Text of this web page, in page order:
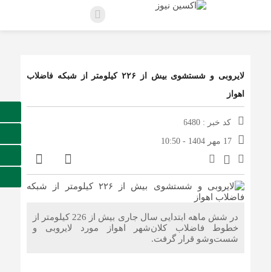
لایروبی و شستشوی بیش از ۲۲۶ کیلومتر از شبکه فاضلاب
اهواز
کد خبر : 6480
17 مهر 1404 - 10:50
در شش ماهه ابتدایی سال جاری بیش از 226 کیلومتر از
خطوط فاضلاب کلان‌شهر اهواز مورد لایروبی و
شست‌وشو قرار گرفت.